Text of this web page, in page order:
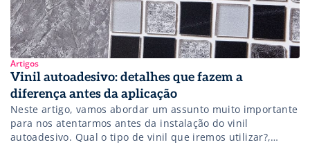
Artigos
Vinil autoadesivo: detalhes que fazem a
diferença antes da aplicação
Neste artigo, vamos abordar um assunto muito importante
para nos atentarmos antes da instalação do vinil
autoadesivo. Qual o tipo de vinil que iremos utilizar?,